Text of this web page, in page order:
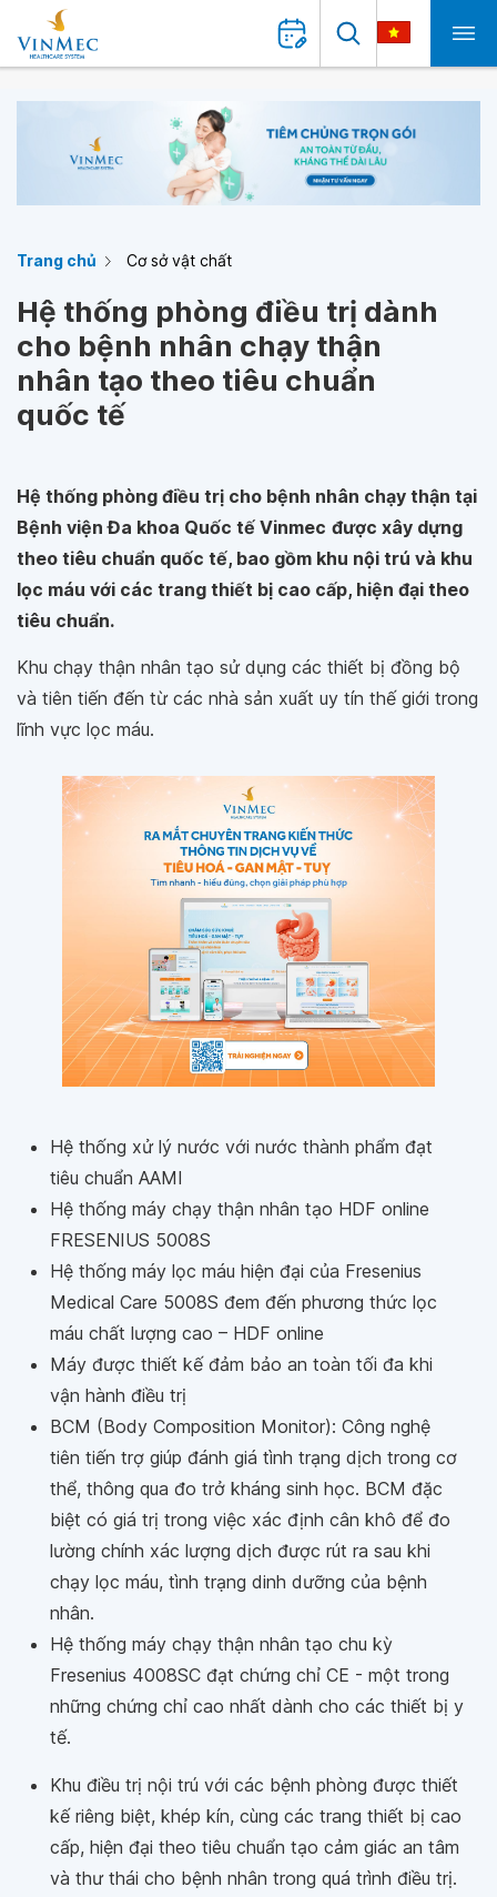
Trang chủ Cơ sở vật chất
Hệ thống phòng điều trị dành
cho bệnh nhân chạy thận
nhân tạo theo tiêu chuẩn
quốc tế
Hệ thống phòng điều trị cho bệnh nhân chạy thận tại
Bệnh viện Đa khoa Quốc tế Vinmec được xây dựng
theo tiêu chuẩn quốc tế, bao gồm khu nội trú và khu
lọc máu với các trang thiết bị cao cấp, hiện đại theo
tiêu chuẩn.
Khu chạy thận nhân tạo sử dụng các thiết bị đồng bộ
và tiên tiến đến từ các nhà sản xuất uy tín thế giới trong
lĩnh vực lọc máu.
Hệ thống xử lý nước với nước thành phẩm đạt
tiêu chuẩn AAMI
Hệ thống máy chạy thận nhân tạo HDF online
FRESENIUS 5008S
Hệ thống máy lọc máu hiện đại của Fresenius
Medical Care 5008S đem đến phương thức lọc
máu chất lượng cao – HDF online
Máy được thiết kế đảm bảo an toàn tối đa khi
vận hành điều trị
BCM (Body Composition Monitor): Công nghệ
tiên tiến trợ giúp đánh giá tình trạng dịch trong cơ
thể, thông qua đo trở kháng sinh học. BCM đặc
biệt có giá trị trong việc xác định cân khô để đo
lường chính xác lượng dịch được rút ra sau khi
chạy lọc máu, tình trạng dinh dưỡng của bệnh
nhân.
Hệ thống máy chạy thận nhân tạo chu kỳ
Fresenius 4008SC đạt chứng chỉ CE - một trong
những chứng chỉ cao nhất dành cho các thiết bị y
tế.
Khu điều trị nội trú với các bệnh phòng được thiết
kế riêng biệt, khép kín, cùng các trang thiết bị cao
cấp, hiện đại theo tiêu chuẩn tạo cảm giác an tâm
và thư thái cho bệnh nhân trong quá trình điều trị.